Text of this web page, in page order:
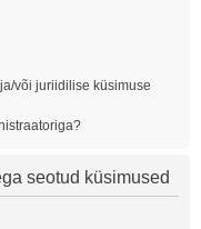
või juriidilise küsimuse
seotud küsimused